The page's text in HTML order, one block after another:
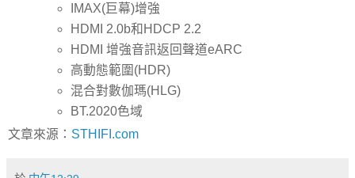
IMAX(巨幕)增強
HDMI 2.0b和HDCP 2.2
HDMI 增強音訊返回聲道eARC
高動態範圍(HDR)
混合對數伽瑪(HLG)
BT.2020色域
文章來源： STHIFI.com